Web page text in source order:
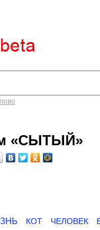
«СЫТЫЙ»
КОТ ЧЕЛОВЕК